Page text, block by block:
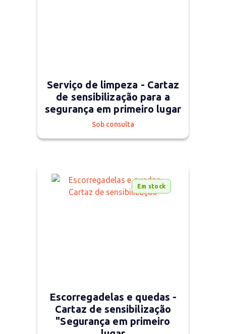
Serviço de limpeza - Cartaz
de sensibilização para a
segurança em primeiro lugar
Sob consulta
Em stock
Escorregadelas e quedas -
Cartaz de sensibilização
"Segurança em primeiro